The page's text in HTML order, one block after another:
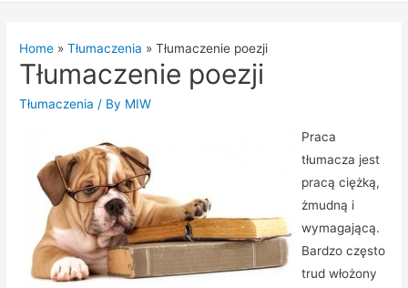
Home Tłumaczenia Tłumaczenie poezji
Tłumaczenie poezji
Tłumaczenia / By MIW
Praca
tłumacza jest
pracą ciężką,
żmudną i
wymagającą.
Bardzo często
trud włożony